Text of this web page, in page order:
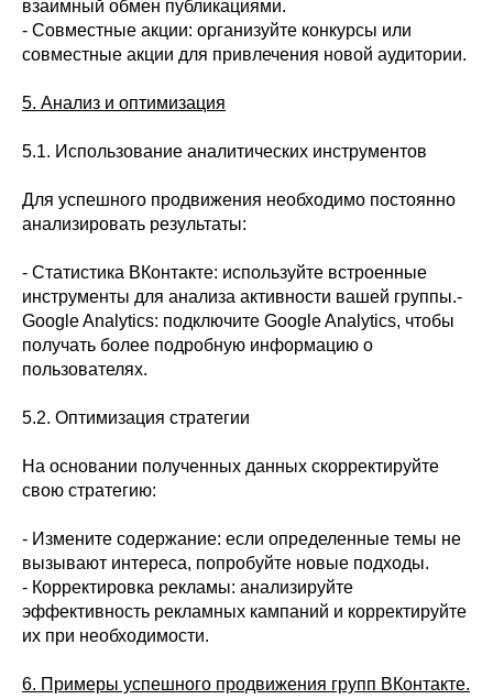
взаимный обмен публикациями.
- Совместные акции: организуйте конкурсы или
совместные акции для привлечения новой аудитории.
5. Анализ и оптимизация
5.1. Использование аналитических инструментов
Для успешного продвижения необходимо постоянно
анализировать результаты:
- Статистика ВКонтакте: используйте встроенные
инструменты для анализа активности вашей группы.-
Google Analytics: подключите Google Analytics, чтобы
получать более подробную информацию о
пользователях.
5.2. Оптимизация стратегии
На основании полученных данных скорректируйте
свою стратегию:
- Измените содержание: если определенные темы не
вызывают интереса, попробуйте новые подходы.
- Корректировка рекламы: анализируйте
эффективность рекламных кампаний и корректируйте
их при необходимости.
6. Примеры успешного продвижения групп ВКонтакте.